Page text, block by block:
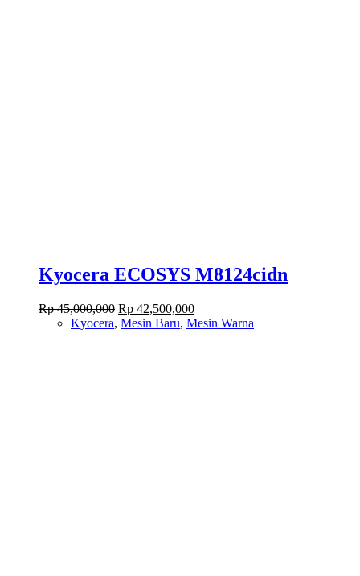
Kyocera ECOSYS M8124cidn
Rp45,000,000 Original
price
Rp 42,500,000Current
price
Kyocera, Mesin Baru, Mesin Warna